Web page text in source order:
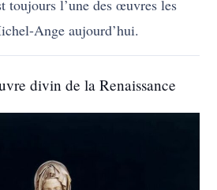
toujours l’une des œuvres les
Ange aujourd’hui.
divin de la Renaissance